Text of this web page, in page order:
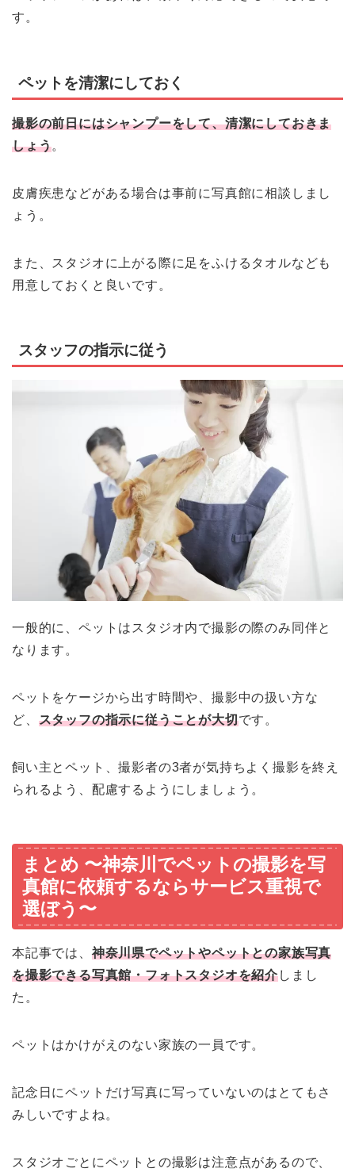
す。
ペットを清潔にしておく
撮影の前日にはシャンプーをして、清潔にしておきま
しょう。
皮膚疾患などがある場合は事前に写真館に相談しまし
ょう。
また、スタジオに上がる際に足をふけるタオルなども
用意しておくと良いです。
スタッフの指示に従う
一般的に、ペットはスタジオ内で撮影の際のみ同伴と
なります。
ペットをケージから出す時間や、撮影中の扱い方な
ど、 スタッフの指示に従うことが大切です。
飼い主とペット、撮影者の3者が気持ちよく撮影を終え
られるよう、配慮するようにしましょう。
まとめ 〜神奈川でペットの撮影を写
真館に依頼するならサービス重視で
選ぼう〜
本記事では、 神奈川県でペットやペットとの家族写真
を撮影できる写真館・フォトスタジオを紹介しまし
た。
ペットはかけがえのない家族の一員です。
記念日にペットだけ写真に写っていないのはとてもさ
みしいですよね。
スタジオごとにペットとの撮影は注意点があるので、